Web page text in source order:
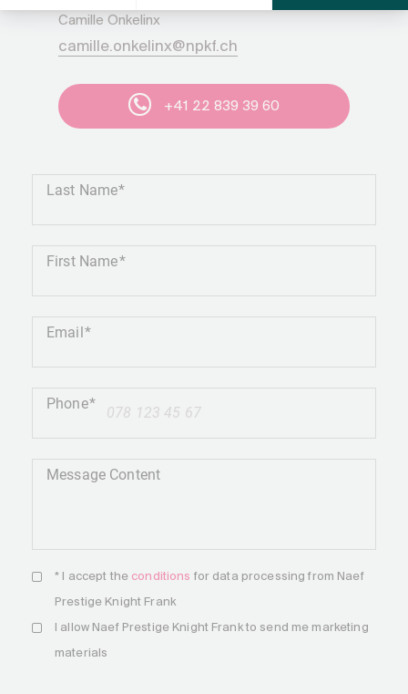
Camille Onkelinx
camille.onkelinx@npkf.ch
+41 22 839 39 60
Last Name
First Name
Email
+41
Phone
Message Content
* I accept the conditions for data processing from Naef
Prestige Knight Frank
I allow Naef Prestige Knight Frank to send me marketing
materials